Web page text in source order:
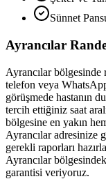
Sünnet
Ayrancılar
Ayrancılarbölgesinde
telefon veya
görüşmede hastanın
tercih ettiğiniz saat
bölgesine en yakın
Ayrancılaradresinize
gerekli raporları
Ayrancılar
garantisi veriyoruz.